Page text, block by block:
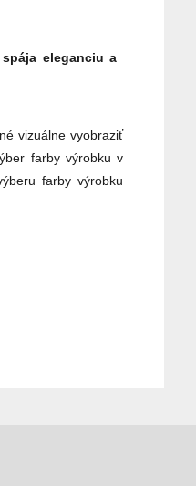
spája eleganciu a
vizuálne vyobraziť
farby výrobku v
farby výrobku